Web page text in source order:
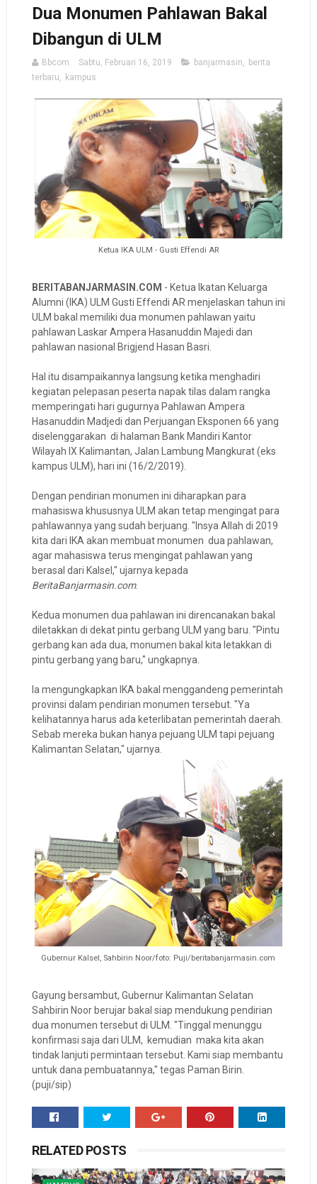
Dua Monumen Pahlawan Bakal
Dibangun di ULM
Bbcom Sabtu, Februari 16, 2019 banjarmasin, berita
terbaru, kampus
Ketua IKA ULM - Gusti Effendi AR
BERITABANJARMASIN.COM - Ketua Ikatan Keluarga
Alumni (IKA) ULM Gusti Effendi AR menjelaskan tahun ini
ULM bakal memiliki dua monumen pahlawan yaitu
pahlawan Laskar Ampera Hasanuddin Majedi dan
pahlawan nasional Brigjend Hasan Basri.
Hal itu disampaikannya langsung ketika menghadiri
kegiatan pelepasan peserta napak tilas dalam rangka
memperingati hari gugurnya Pahlawan Ampera
Hasanuddin Madjedi dan Perjuangan Eksponen 66 yang
diselenggarakan di halaman Bank Mandiri Kantor
Wilayah IX Kalimantan, Jalan Lambung Mangkurat (eks
kampus ULM), hari ini (16/2/2019).
Dengan pendirian monumen ini diharapkan para
mahasiswa khususnya ULM akan tetap mengingat para
pahlawannya yang sudah berjuang. "Insya Allah di 2019
kita dari IKA akan membuat monumen dua pahlawan,
agar mahasiswa terus mengingat pahlawan yang
berasal dari Kalsel," ujarnya kepada
BeritaBanjarmasin.com.
Kedua monumen dua pahlawan ini direncanakan bakal
diletakkan di dekat pintu gerbang ULM yang baru. "Pintu
gerbang kan ada dua, monumen bakal kita letakkan di
pintu gerbang yang baru," ungkapnya.
Ia mengungkapkan IKA bakal menggandeng pemerintah
provinsi dalam pendirian monumen tersebut. "Ya
kelihatannya harus ada keterlibatan pemerintah daerah.
Sebab mereka bukan hanya pejuang ULM tapi pejuang
Kalimantan Selatan," ujarnya.
Gubernur Kalsel, Sahbirin Noor/foto: Puji/beritabanjarmasin.com
Gayung bersambut, Gubernur Kalimantan Selatan
Sahbirin Noor berujar bakal siap mendukung pendirian
dua monumen tersebut di ULM. "Tinggal menunggu
konfirmasi saja dari ULM, kemudian maka kita akan
tindak lanjuti permintaan tersebut. Kami siap membantu
untuk dana pembuatannya," tegas Paman Birin.
(puji/sip)
RELATED POSTS